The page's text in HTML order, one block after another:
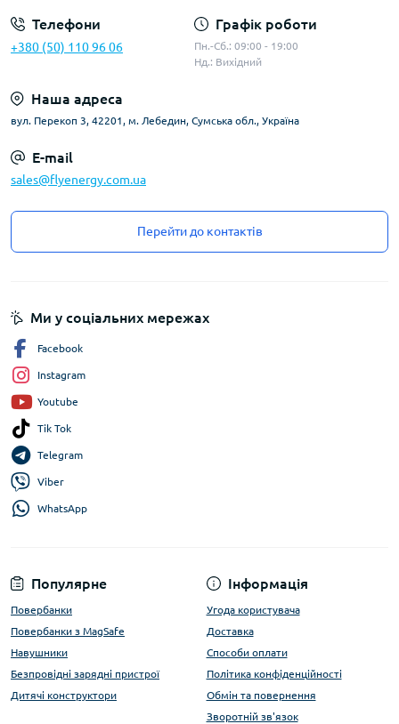
Телефони
+380 (50) 110 96 06
Графік роботи
Пн.-Сб.: 09:00 - 19:00
Нд.: Вихідний
Наша адреса
вул. Перекоп 3, 42201, м. Лебедин, Сумська обл., Україна
E-mail
sales@flyenergy.com.ua
Перейти до контактів
Популярне
Повербанки
Повербанки з MagSafe
Навушники
Безпровідні зарядні пристрої
Дитячі конструктори
Інформація
Угода користувача
Доставка
Способи оплати
Політика конфіденційності
Обмін та повернення
Зворотній зв'язок
Ми у соціальних мережах
Facebook
Instagram
Youtube
Tik Tok
Telegram
Viber
WhatsApp